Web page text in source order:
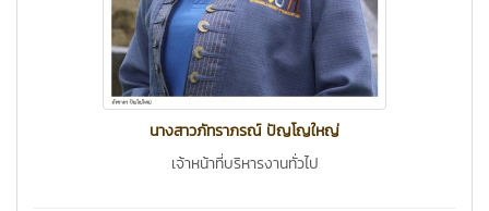
นางสาวภัทราภรณ์ ปัญโญใหญ่
เจ้าหน้าที่บริหารงานทั่วไป